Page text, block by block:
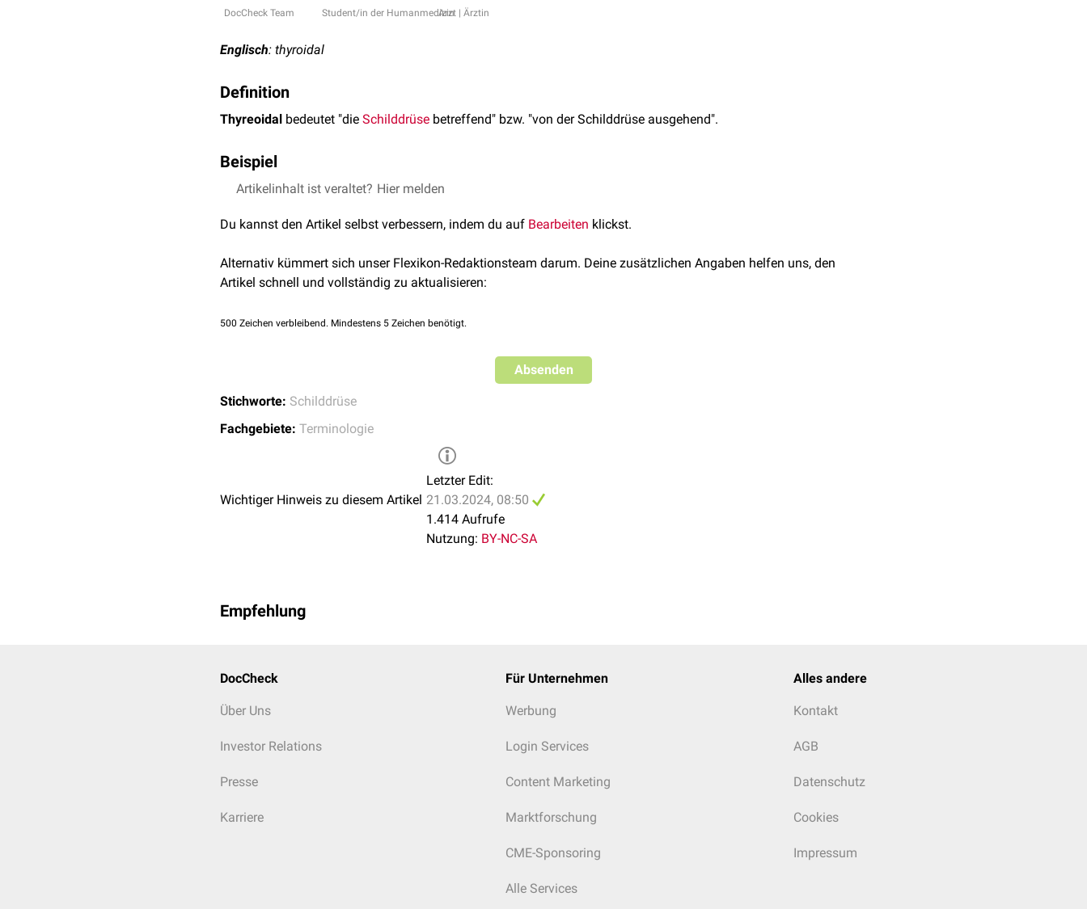
DocCheck Team Student/in der HumanmedizinArzt | Ärztin
Englisch: thyroidal
Definition
Thyreoidal bedeutet "die Schilddrüse betreffend" bzw. "von der Schilddrüse ausgehend".
Beispiel
Thyreoidaler Transkriptionsfaktor 1
Artikelinhalt ist veraltet? Hier melden
Du kannst den Artikel selbst verbessern, indem du auf Bearbeiten klickst.
Alternativ kümmert sich unser Flexikon-Redaktionsteam darum. Deine zusätzlichen Angaben helfen uns, den
Artikel schnell und vollständig zu aktualisieren:
500 Zeichen verbleibend. Mindestens 5 Zeichen benötigt.
Absenden
Stichworte: Schilddrüse
Fachgebiete: Terminologie
Wichtiger Hinweis zu diesem Artikel
Letzter Edit:
21.03.2024, 08:50
1.414 Aufrufe
Nutzung: BY-NC-SA
Empfehlung
DocCheck
Über Uns
Investor Relations
Presse
Karriere
Für Unternehmen
Werbung
Login Services
Content Marketing
Marktforschung
CME-Sponsoring
Alle Services
Alles andere
Kontakt
AGB
Datenschutz
Cookies
Impressum